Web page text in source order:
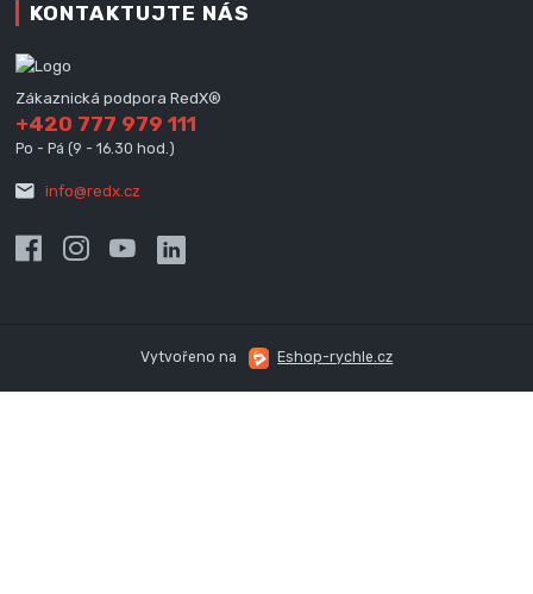
KONTAKTUJTE NÁS
Zákaznická podpora RedX®
+420 777 979 111
Po - Pá (9 - 16.30 hod.)
info@redx.cz
Vytvořeno na Eshop-rychle.cz